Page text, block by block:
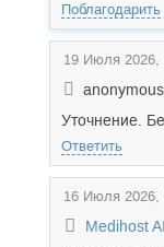
Поблагодарить
19 Июля 2026,
anonymous
Уточнение.
Ответить
16 Июля 2026,
Medihost AI